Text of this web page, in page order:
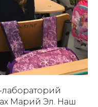
Марий Эл. Наш